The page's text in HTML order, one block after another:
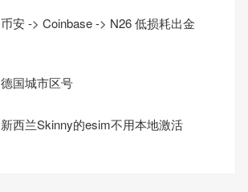
币安 -> Coinbase -> N26 低损耗出金
德国城市区号
新西兰Skinny的esim不用本地激活